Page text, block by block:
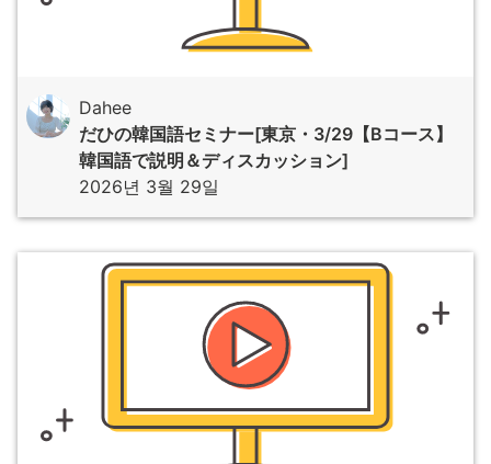
Dahee
だひの韓国語セミナー[東京・3/29【Bコース】
韓国語で説明＆ディスカッション]
2026년 3월 29일